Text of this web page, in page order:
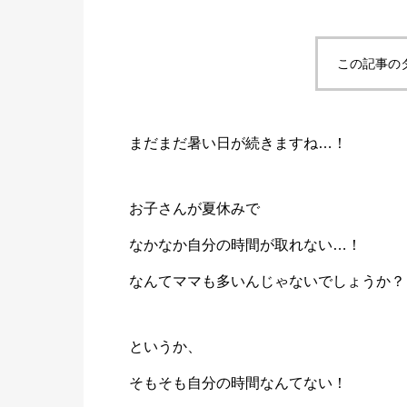
この記事の
まだまだ暑い日が続きますね…！
お子さんが夏休みで
なかなか自分の時間が取れない…！
なんてママも多いんじゃないでしょうか？
というか、
そもそも自分の時間なんてない！